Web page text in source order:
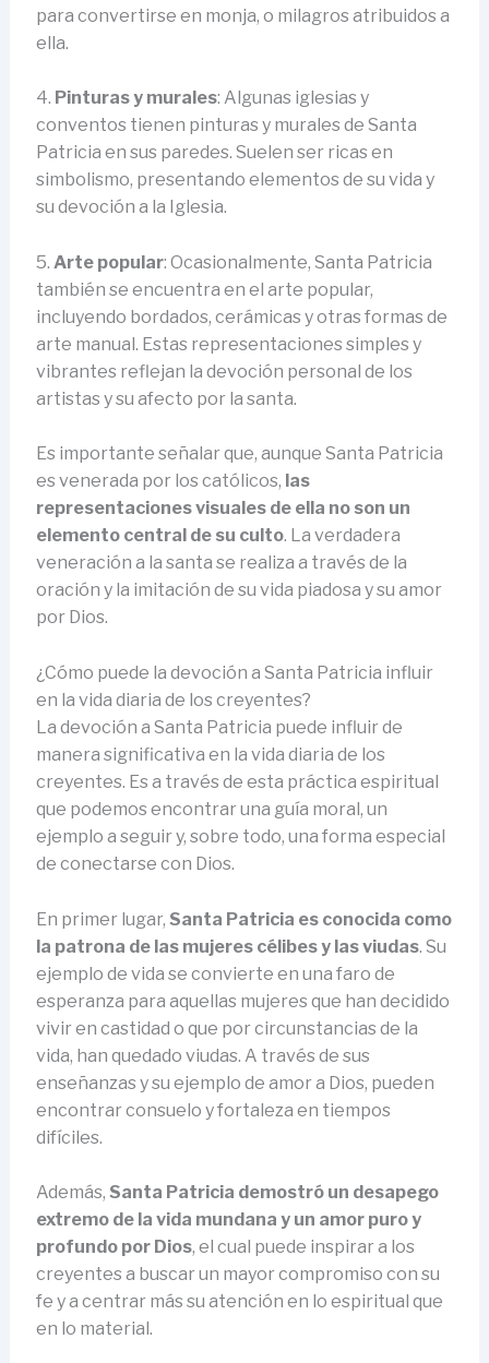
para convertirse en monja, o milagros atribuidos a
ella.
4. Pinturas y murales: Algunas iglesias y
conventos tienen pinturas y murales de Santa
Patricia en sus paredes. Suelen ser ricas en
simbolismo, presentando elementos de su vida y
su devoción a la Iglesia.
5. Arte popular: Ocasionalmente, Santa Patricia
también se encuentra en el arte popular,
incluyendo bordados, cerámicas y otras formas de
arte manual. Estas representaciones simples y
vibrantes reflejan la devoción personal de los
artistas y su afecto por la santa.
Es importante señalar que, aunque Santa Patricia
es venerada por los católicos, las
representaciones visuales de ella no son un
elemento central de su culto. La verdadera
veneración a la santa se realiza a través de la
oración y la imitación de su vida piadosa y su amor
por Dios.
¿Cómo puede la devoción a Santa Patricia influir
en la vida diaria de los creyentes?
La devoción a Santa Patricia puede influir de
manera significativa en la vida diaria de los
creyentes. Es a través de esta práctica espiritual
que podemos encontrar una guía moral, un
ejemplo a seguir y, sobre todo, una forma especial
de conectarse con Dios.
En primer lugar, Santa Patricia es conocida como
la patrona de las mujeres célibes y las viudas. Su
ejemplo de vida se convierte en una faro de
esperanza para aquellas mujeres que han decidido
vivir en castidad o que por circunstancias de la
vida, han quedado viudas. A través de sus
enseñanzas y su ejemplo de amor a Dios, pueden
encontrar consuelo y fortaleza en tiempos
difíciles.
Además, Santa Patricia demostró un desapego
extremo de la vida mundana y un amor puro y
profundo por Dios, el cual puede inspirar a los
creyentes a buscar un mayor compromiso con su
fe y a centrar más su atención en lo espiritual que
en lo material.